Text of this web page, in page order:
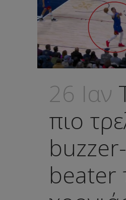
26 Ιαν
πιο
buzzer-
beater